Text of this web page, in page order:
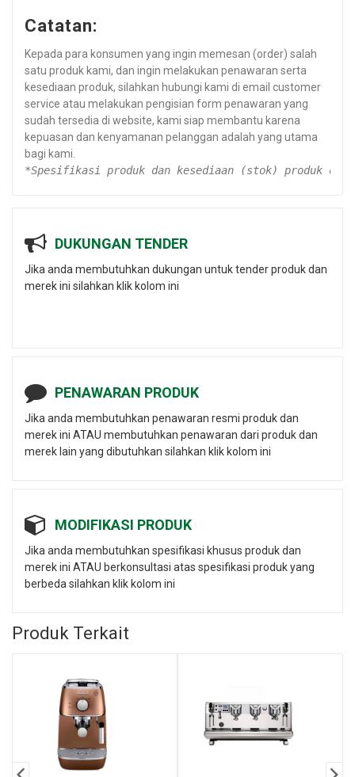
Catatan:
Kepada para konsumen yang ingin memesan (order) salah
satu produk kami, dan ingin melakukan penawaran serta
kesediaan produk, silahkan hubungi kami di email customer
service atau melakukan pengisian form penawaran yang
sudah tersedia di website, kami siap membantu karena
kepuasan dan kenyamanan pelanggan adalah yang utama
bagi kami.
*Spesifikasi produk dan kesediaan (stok) produk
DUKUNGAN TENDER
Jika anda membutuhkan dukungan untuk tender produk dan
merek ini silahkan klik kolom ini
PENAWARAN PRODUK
Jika anda membutuhkan penawaran resmi produk dan
merek ini ATAU membutuhkan penawaran dari produk dan
merek lain yang dibutuhkan silahkan klik kolom ini
MODIFIKASI PRODUK
Jika anda membutuhkan spesifikasi khusus produk dan
merek ini ATAU berkonsultasi atas spesifikasi produk yang
berbeda silahkan klik kolom ini
Produk Terkait